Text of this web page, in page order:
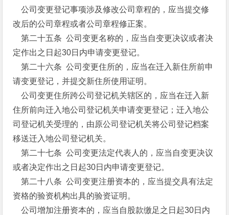
公司变更登记事项涉及修改公司章程的，应当提交修
改后的公司章程或者公司章程修正案。
第二十五条 公司变更名称的，应当自变更决议或者决
定作出之日起30日内申请变更登记。
第二十六条 公司变更住所的，应当在迁入新住所前申
请变更登记，并提交新住所使用证明。
公司变更住所跨公司登记机关辖区的，应当在迁入新
住所前向迁入地公司登记机关申请变更登记；迁入地公
司登记机关受理的，由原公司登记机关将公司登记档案
移送迁入地公司登记机关。
第二十七条 公司变更法定代表人的，应当自变更决议
或者决定作出之日起30日内申请变更登记。
第二十八条 公司变更注册资本的，应当提交具有法定
资格的验资机构出具的验资证明。
公司增加注册资本的，应当自股款缴足之日起30日内